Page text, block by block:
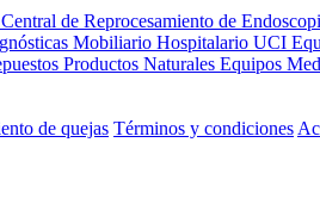
Central de Reprocesamiento de
Mobiliario Hospitalario UCI
Productos Naturales Equipos
de quejas Términos y condiciones